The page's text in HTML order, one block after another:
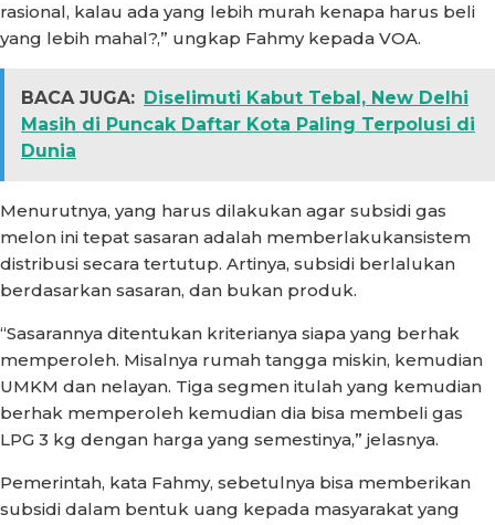
rasional, kalau ada yang lebih murah kenapa harus beli
yang lebih mahal?,” ungkap Fahmy kepada VOA.
BACA JUGA: Diselimuti Kabut Tebal, New Delhi
Masih di Puncak Daftar Kota Paling Terpolusi di
Dunia
Menurutnya, yang harus dilakukan agar subsidi gas
melon ini tepat sasaran adalah memberlakukansistem
distribusi secara tertutup. Artinya, subsidi berlalukan
berdasarkan sasaran, dan bukan produk.
“Sasarannya ditentukan kriterianya siapa yang berhak
memperoleh. Misalnya rumah tangga miskin, kemudian
UMKM dan nelayan. Tiga segmen itulah yang kemudian
berhak memperoleh kemudian dia bisa membeli gas
LPG 3 kg dengan harga yang semestinya,” jelasnya.
Pemerintah, kata Fahmy, sebetulnya bisa memberikan
subsidi dalam bentuk uang kepada masyarakat yang